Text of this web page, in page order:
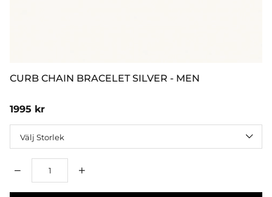
CURB CHAIN BRACELET SILVER - MEN
1995 kr